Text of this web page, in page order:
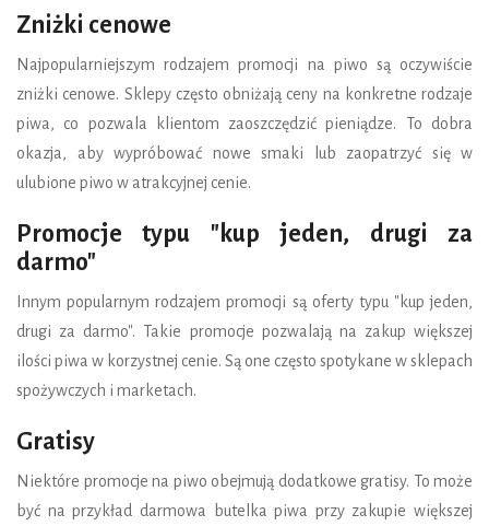
Zniżki cenowe
Najpopularniejszym rodzajem promocji na piwo są oczywiście
zniżki cenowe. Sklepy często obniżają ceny na konkretne rodzaje
piwa, co pozwala klientom zaoszczędzić pieniądze. To dobra
okazja, aby wypróbować nowe smaki lub zaopatrzyć się w
ulubione piwo w atrakcyjnej cenie.
Promocje typu "kup jeden, drugi za
darmo"
Innym popularnym rodzajem promocji są oferty typu "kup jeden,
drugi za darmo". Takie promocje pozwalają na zakup większej
ilości piwa w korzystnej cenie. Są one często spotykane w sklepach
spożywczych i marketach.
Gratisy
Niektóre promocje na piwo obejmują dodatkowe gratisy. To może
być na przykład darmowa butelka piwa przy zakupie większej